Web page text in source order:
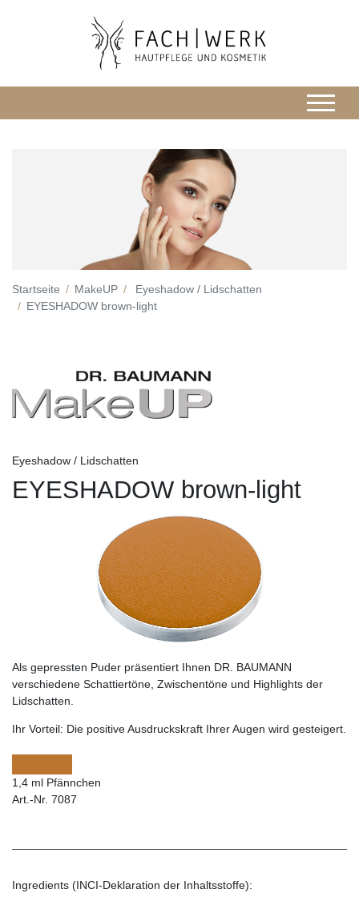
Startseite MakeUP
Eyeshadow / Lidschatten
EYESHADOW brown-light
Eyeshadow / Lidschatten
EYESHADOW brown-light
Als gepressten Puder präsentiert Ihnen DR. BAUMANN
verschiedene Schattiertöne, Zwischentöne und Highlights der
Lidschatten.
Ihr Vorteil: Die positive Ausdruckskraft Ihrer Augen wird gesteigert.
1,4 ml Pfännchen
Art.-Nr. 7087
Ingredients (INCI-Deklaration der Inhaltsstoffe):